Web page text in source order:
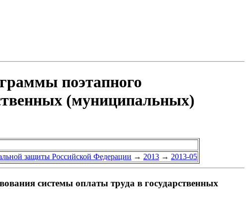
поэтапного
(муниципальных)
защиты Российской Федерации → 2013 → 2013-05
системы оплаты труда в государственных